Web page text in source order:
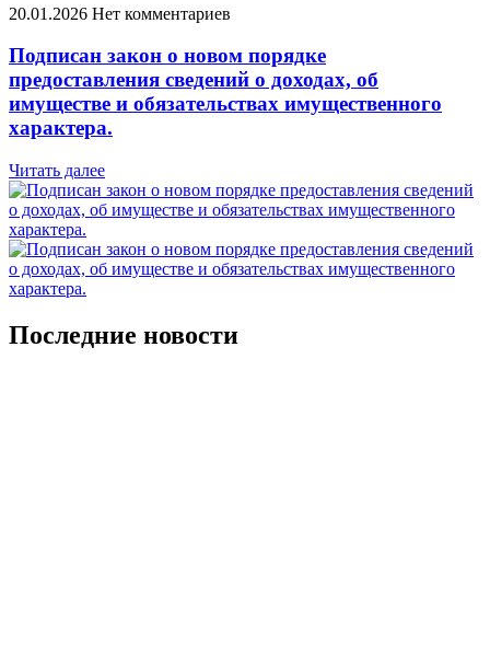
20.01.2026 Нет комментариев
Подписан закон о новом порядке
предоставления сведений о доходах, об
имуществе и обязательствах имущественного
характера.
Читать далее
Последние новости